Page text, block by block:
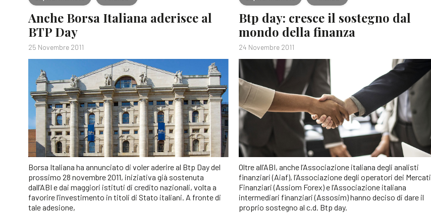
Anche Borsa Italiana aderisce al
BTP Day
25 Novembre 2011
Borsa Italiana ha annunciato di voler aderire al Btp Day del
prossimo 28 novembre 2011, iniziativa già sostenuta
dall’ABI e dai maggiori istituti di credito nazionali, volta a
favorire l’investimento in titoli di Stato italiani. A fronte di
tale adesione,
Btp day: cresce il sostegno dal
mondo della finanza
24 Novembre 2011
Oltre all’ABI, anche l’Associazione italiana degli analisti
finanziari (Aiaf), l’Associazione degli operatori dei Mercati
Finanziari (Assiom Forex) e l’Associazione italiana
intermediari finanziari (Assosim) hanno deciso di dare il
proprio sostegno al c.d. Btp day.